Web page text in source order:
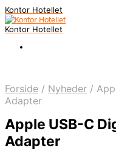
Kontor Hotellet
Kontor Hotellet
Forside / Nyheder /
Adapter
Apple USB-C
Adapter